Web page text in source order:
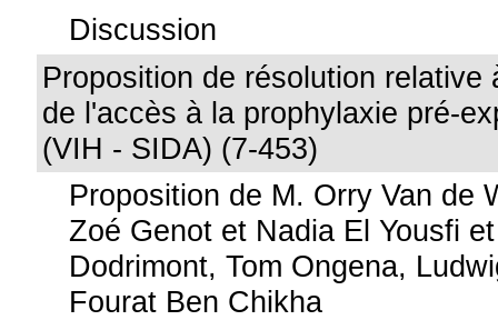
Discussion
Proposition de résolution relative
de l'accès à la prophylaxie pré-
(VIH - SIDA) (7-453)
Proposition de M. Orry Van de
Zoé Genot et Nadia El Yousfi
Dodrimont, Tom Ongena,
Fourat Ben Chikha